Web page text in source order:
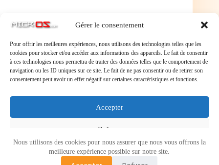
Gérer le consentement
Pour offrir les meilleures expériences, nous utilisons des technologies telles que les
cookies pour stocker et/ou accéder aux informations des appareils. Le fait de consentir
à ces technologies nous permettra de traiter des données telles que le comportement de
navigation ou les ID uniques sur ce site. Le fait de ne pas consentir ou de retirer son
consentement peut avoir un effet négatif sur certaines caractéristiques et fonctions.
Accepter
Refuser
Voir les préférences
Nous utilisons des cookies pour nous assurer que nous vous offrons la
meilleure expérience possible sur notre site.
Laisser un commentaire
Vous devez
pour publier un commentaire.